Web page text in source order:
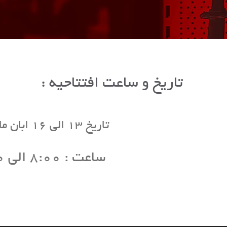
تاریخ و ساعت افتتاحیه :
تاریخ 13 الی 16 ابان ماه 1403
ساعت : 8:00 الی 15:00